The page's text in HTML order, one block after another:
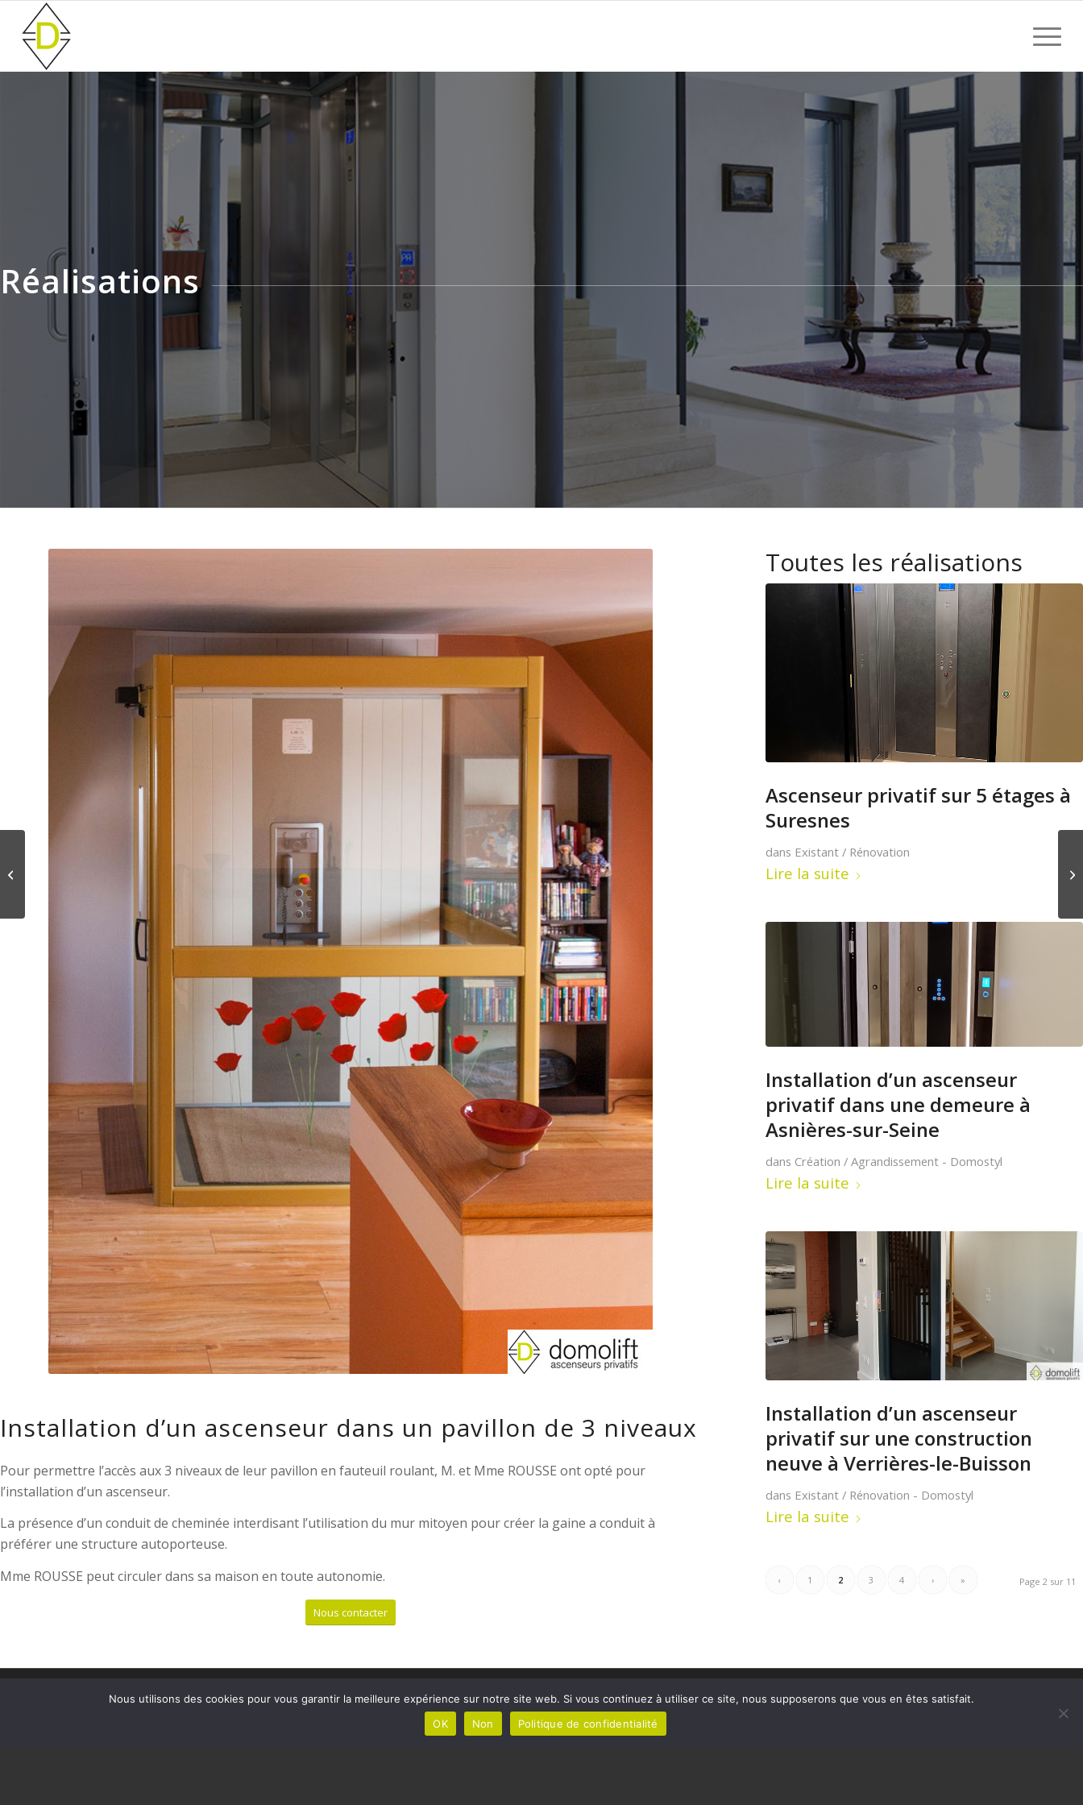
Réalisations
Installation d’un ascenseur dans un pavillon de 3 niveaux
Pour permettre l’accès aux 3 niveaux de leur pavillon en fauteuil roulant, M. et Mme ROUSSE ont opté pour
l’installation d’un ascenseur.
La présence d’un conduit de cheminée interdisant l’utilisation du mur mitoyen pour créer la gaine a conduit à
préférer une structure autoporteuse.
Mme ROUSSE peut circuler dans sa maison en toute autonomie.
Nous contacter
Toutes les réalisations
Ascenseur privatif sur 5 étages à
Suresnes
dans Existant / Rénovation
Lire la suite
Installation d’un ascenseur
privatif dans une demeure à
Asnières-sur-Seine
dans Création / Agrandissement - Domostyl
Lire la suite
Installation d’un ascenseur
privatif sur une construction
neuve à Verrières-le-Buisson
dans Existant / Rénovation - Domostyl
Lire la suite
Page 2 sur 11
‹ 1 2 3 4 › »
VOTRE FUTUR ASCENSEUR DOMOLIFT VOUS
ACCOMPAGNE
Nous utilisons des cookies pour vous garantir la meilleure expérience sur notre site web. Si vous continuez à utiliser ce site, nous supposerons que vous en êtes satisfait.
OK
Non Politique de confidentialité